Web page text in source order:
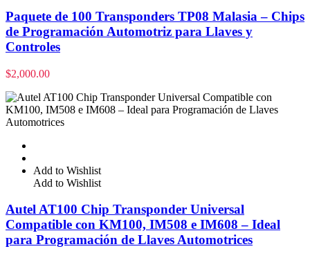
Paquete de 100 Transponders TP08 Malasia – Chips
de Programación Automotriz para Llaves y
Controles
$2,000.00
Add to Wishlist
Add to Wishlist
Autel AT100 Chip Transponder Universal
Compatible con KM100, IM508 e IM608 – Ideal
para Programación de Llaves Automotrices